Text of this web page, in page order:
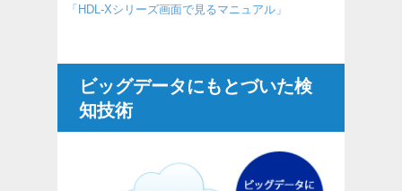
「HDL-Xシリーズ画面で見るマニュアル」
ビッグデータにもとづいた検
知技術